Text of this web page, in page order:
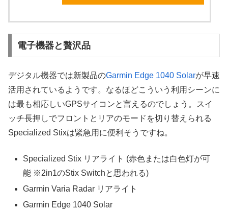
電子機器と贅沢品
デジタル機器では新製品のGarmin Edge 1040 Solarが早速
活用されているようです。なるほどこういう利用シーンに
は最も相応しいGPSサイコンと言えるのでしょう。スイ
ッチ長押しでフロントとリアのモードを切り替えられる
Specialized Stixは緊急用に便利そうですね。
Specialized Stix リアライト (赤色または白色灯が可
能 ※2in1のStix Switchと思われる)
Garmin Varia Radar リアライト
Garmin Edge 1040 Solar